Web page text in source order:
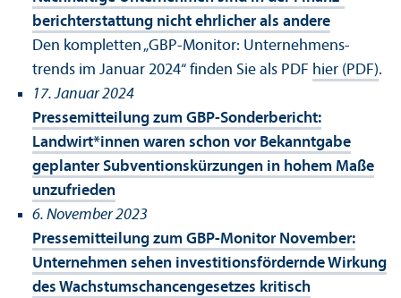
bericht­erstattung nicht ehrlicher als andere
Den kompletten „GBP-Monitor: Unter­nehmens­
trends im Januar 2024“ finden Sie als PDF hier (PDF).
17. Januar 2024
Pressemitteilung zum GBP-Sonderbericht:
Landwirt*innen waren schon vor Bekanntgabe
geplanter Subventions­kürzungen in hohem Maße
un­zufrieden
6. November 2023
Pressemitteilung zum GBP-Monitor November:
Unter­nehmen sehen investitions­fördernde Wirkung
des Wachstums­chancen­gesetzes kritisch